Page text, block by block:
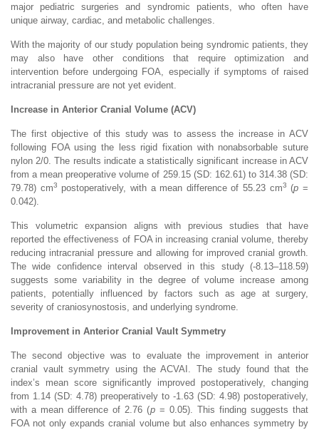
major pediatric surgeries and syndromic patients, who often have
unique airway, cardiac, and metabolic challenges.
With the majority of our study population being syndromic patients, they
may also have other conditions that require optimization and
intervention before undergoing FOA, especially if symptoms of raised
intracranial pressure are not yet evident.
Increase in Anterior Cranial Volume (ACV)
The first objective of this study was to assess the increase in ACV
following FOA using the less rigid fixation with nonabsorbable suture
nylon 2/0. The results indicate a statistically significant increase in ACV
from a mean preoperative volume of 259.15 (SD: 162.61) to 314.38 (SD:
79.78) cm3 postoperatively, with a mean difference of 55.23 cm3 (p =
0.042).
This volumetric expansion aligns with previous studies that have
reported the effectiveness of FOA in increasing cranial volume, thereby
reducing intracranial pressure and allowing for improved cranial growth.
The wide confidence interval observed in this study (-8.13–118.59)
suggests some variability in the degree of volume increase among
patients, potentially influenced by factors such as age at surgery,
severity of craniosynostosis, and underlying syndrome.
Improvement in Anterior Cranial Vault Symmetry
The second objective was to evaluate the improvement in anterior
cranial vault symmetry using the ACVAI. The study found that the
index’s mean score significantly improved postoperatively, changing
from 1.14 (SD: 4.78) preoperatively to -1.63 (SD: 4.98) postoperatively,
with a mean difference of 2.76 (p= 0.05). This finding suggests that
FOA not only expands cranial volume but also enhances symmetry by